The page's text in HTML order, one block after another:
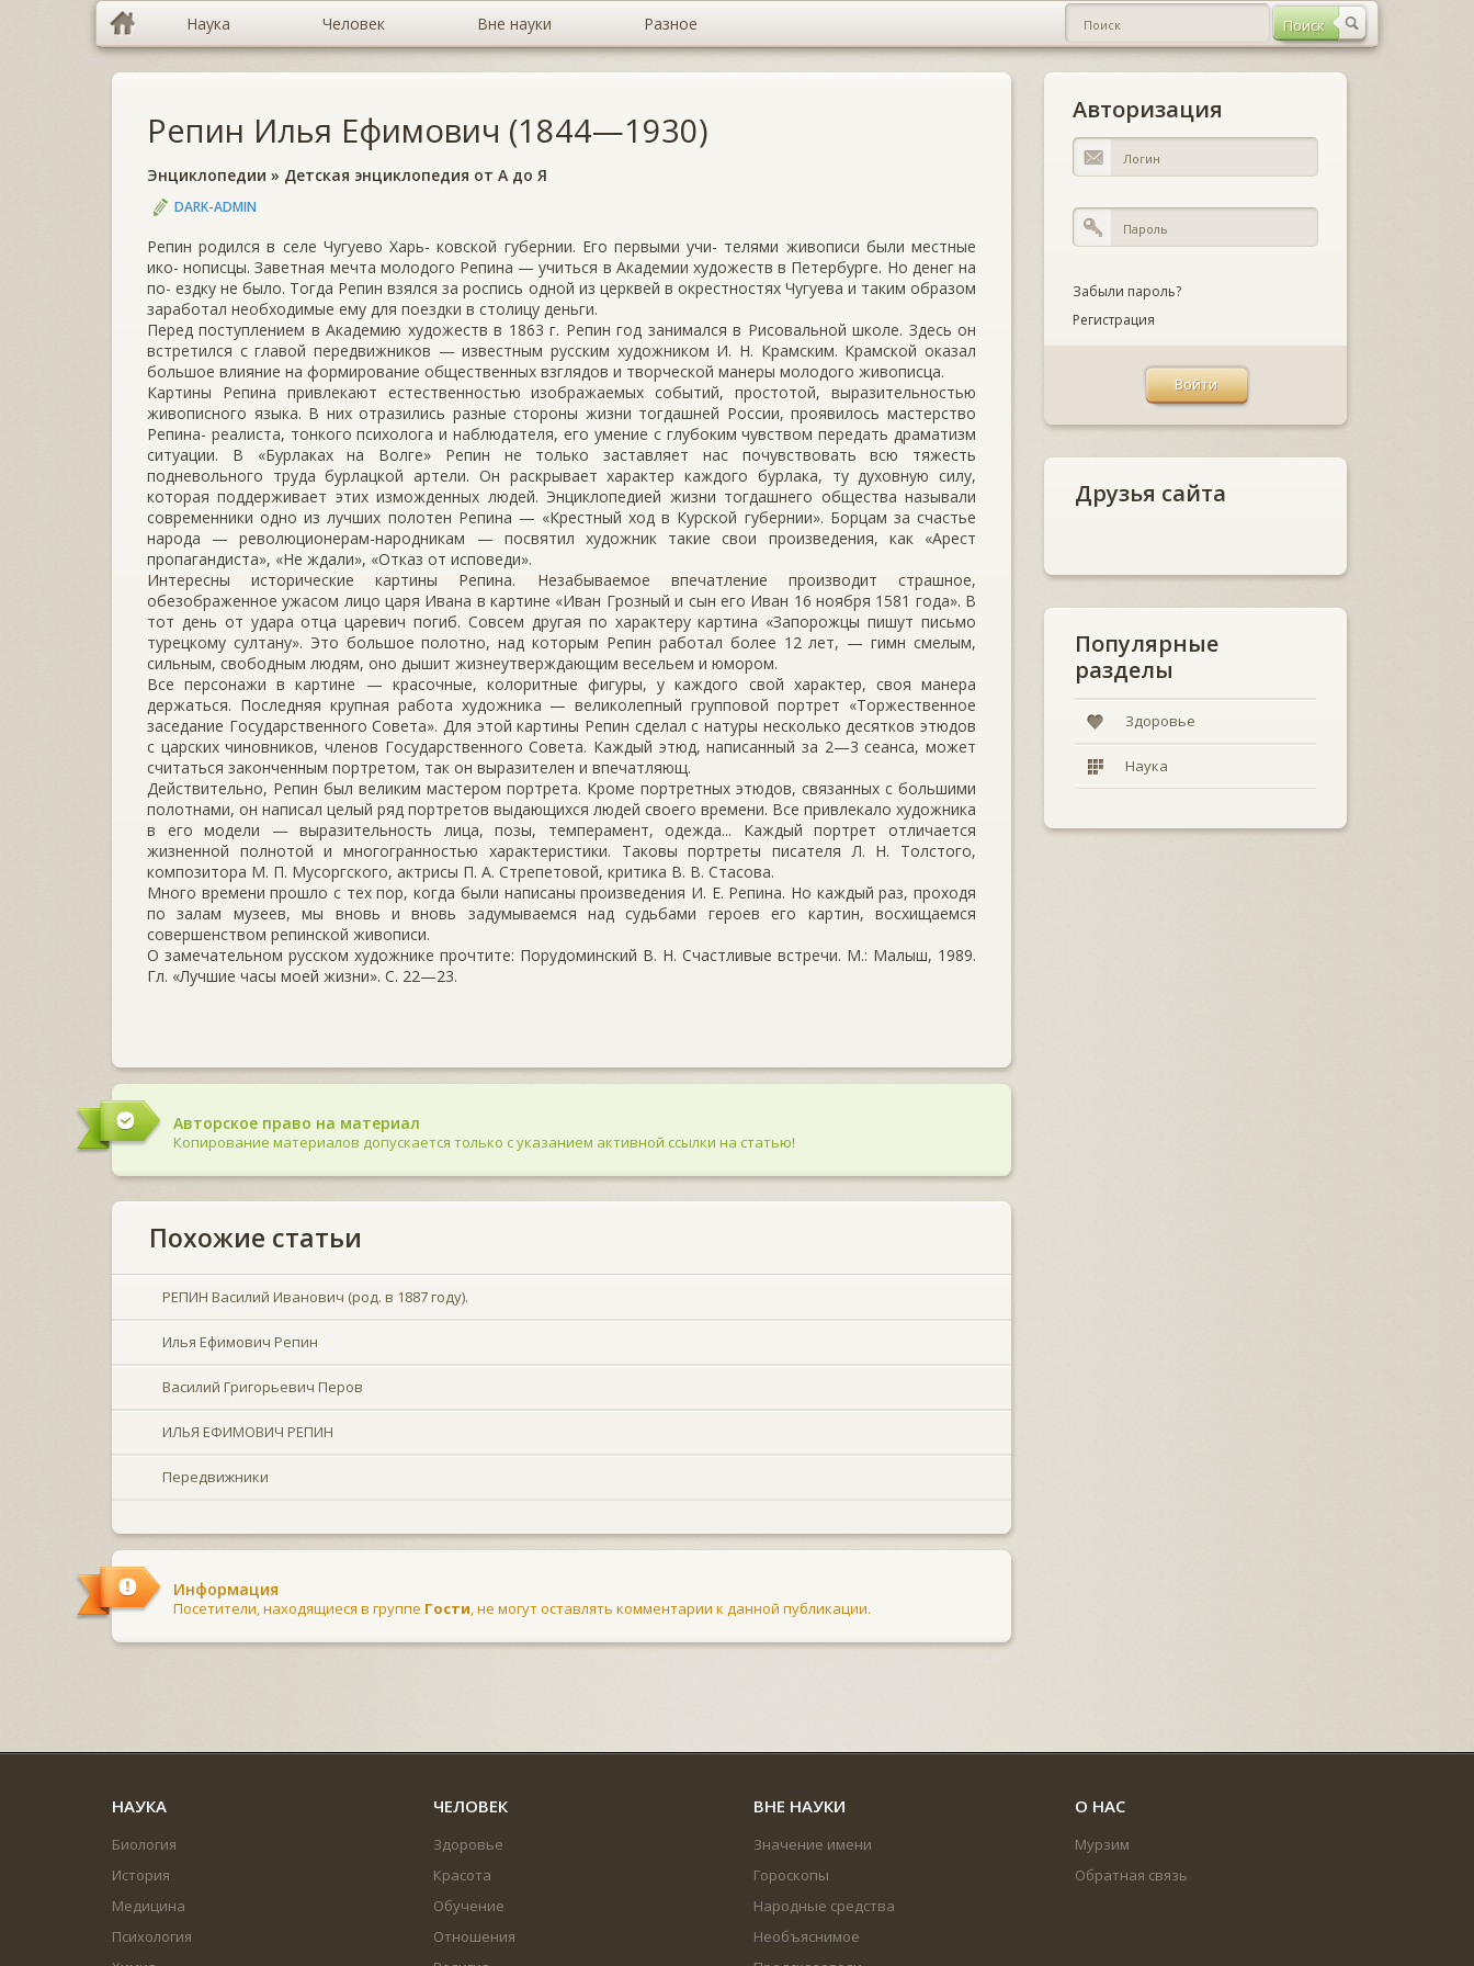
Наука Человек Вне науки Разное
Репин Илья Ефимович (1844—1930)
Энциклопедии » Детская энциклопедия от А до Я
DARK-ADMIN
Репин родился в селе Чугуево Харь- ковской губернии. Его первыми учи- телями живописи были местные
ико- нописцы. Заветная мечта молодого Репина — учиться в Академии художеств в Петербурге. Но денег на
по- ездку не было. Тогда Репин взялся за роспись одной из церквей в окрестностях Чугуева и таким образом
заработал необходимые ему для поездки в столицу деньги.
Перед поступлением в Академию художеств в 1863 г. Репин год занимался в Рисовальной школе. Здесь он
встретился с главой передвижников — известным русским художником И. Н. Крамским. Крамской оказал
большое влияние на формирование общественных взглядов и творческой манеры молодого живописца.
Картины Репина привлекают естественностью изображаемых событий, простотой, выразительностью
живописного языка. В них отразились разные стороны жизни тогдашней России, проявилось мастерство
Репина- реалиста, тонкого психолога и наблюдателя, его умение с глубоким чувством передать драматизм
ситуации. В «Бурлаках на Волге» Репин не только заставляет нас почувствовать всю тяжесть
подневольного труда бурлацкой артели. Он раскрывает характер каждого бурлака, ту духовную силу,
которая поддерживает этих изможденных людей. Энциклопедией жизни тогдашнего общества называли
современники одно из лучших полотен Репина — «Крестный ход в Курской губернии». Борцам за счастье
народа — революционерам-народникам — посвятил художник такие свои произведения, как «Арест
пропагандиста», «Не ждали», «Отказ от исповеди».
Интересны исторические картины Репина. Незабываемое впечатление производит страшное,
обезображенное ужасом лицо царя Ивана в картине «Иван Грозный и сын его Иван 16 ноября 1581 года». В
тот день от удара отца царевич погиб. Совсем другая по характеру картина «Запорожцы пишут письмо
турецкому султану». Это большое полотно, над которым Репин работал более 12 лет, — гимн смелым,
сильным, свободным людям, оно дышит жизнеутверждающим весельем и юмором.
Все персонажи в картине — красочные, колоритные фигуры, у каждого свой характер, своя манера
держаться. Последняя крупная работа художника — великолепный групповой портрет «Торжественное
заседание Государственного Совета». Для этой картины Репин сделал с натуры несколько десятков этюдов
с царских чиновников, членов Государственного Совета. Каждый этюд, написанный за 2—3 сеанса, может
считаться законченным портретом, так он выразителен и впечатляющ.
Действительно, Репин был великим мастером портрета. Кроме портретных этюдов, связанных с большими
полотнами, он написал целый ряд портретов выдающихся людей своего времени. Все привлекало художника
в его модели — выразительность лица, позы, темперамент, одежда... Каждый портрет отличается
жизненной полнотой и многогранностью характеристики. Таковы портреты писателя Л. Н. Толстого,
композитора М. П. Мусоргского, актрисы П. А. Стрепетовой, критика В. В. Стасова.
Много времени прошло с тех пор, когда были написаны произведения И. Е. Репина. Но каждый раз, проходя
по залам музеев, мы вновь и вновь задумываемся над судьбами героев его картин, восхищаемся
совершенством репинской живописи.
О замечательном русском художнике прочтите: Порудоминский В. Н. Счастливые встречи. М.: Малыш, 1989.
Гл. «Лучшие часы моей жизни». С. 22—23.
Авторское право на материал
Копирование материалов допускается только с указанием активной ссылки на статью!
Похожие статьи
РЕПИН Василий Иванович (род. в 1887 году).
Илья Ефимович Репин
Василий Григорьевич Перов
ИЛЬЯ ЕФИМОВИЧ РЕПИН
Передвижники
Информация
Посетители, находящиеся в группе Гости, не могут оставлять комментарии к данной публикации.
Авторизация
Забыли пароль?
Регистрация
Друзья сайта
Популярные
разделы
Здоровье
Наука
НАУКА
Биология
История
Медицина
Психология
ЧЕЛОВЕК
Здоровье
Красота
Обучение
Отношения
ВНЕ НАУКИ
Значение имени
Гороскопы
Народные средства
Необъяснимое
О НАС
Мурзим
Обратная связь